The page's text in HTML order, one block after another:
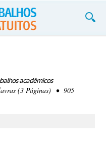
acadêmicos
(3 Páginas) • 905